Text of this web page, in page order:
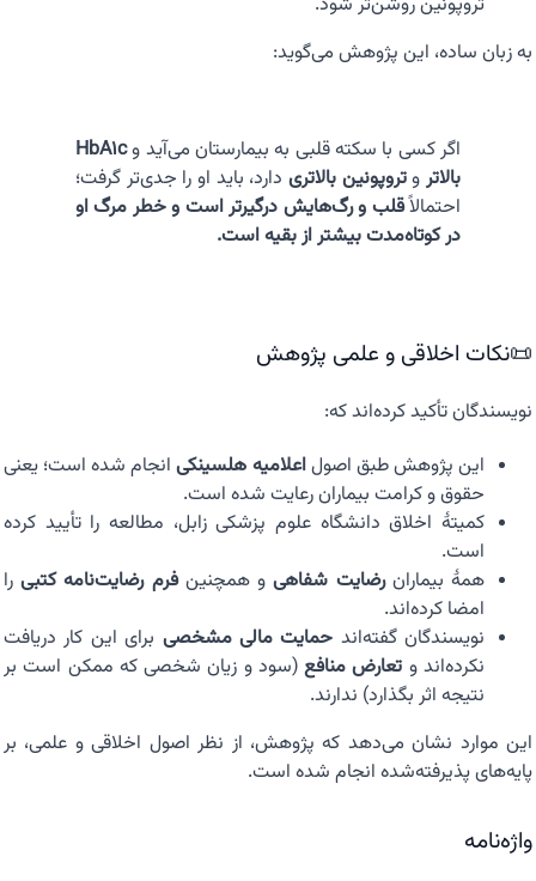
به زبان ساده، این پژوهش می‌گوید:
اگر کسی با سکته قلبی به بیمارستان می‌آید وHbA1c
بالاتروتروپونین بالاتری دارد، باید او را جدی‌تر گرفت؛
احتمالاًقلب و رگ‌هایش درگیرتر است و خطر مرگ او
در کوتاه‌مدت بیشتر از بقیه است.
📜نکات اخلاقی و علمی پژوهش
نویسندگان تأکید کرده‌اند که:
این پژوهش طبق اصولاعلامیه هلسینکیانجام شده است؛ یعنی
حقوق و کرامت بیماران رعایت شده است.
کمیتهٔ اخلاق دانشگاه علوم پزشکی زابل، مطالعه را تأیید کرده
است.
همهٔ بیمارانرضایت شفاهیو همچنینفرم رضایت‌نامه کتبیرا
امضا کرده‌اند.
نویسندگان گفته‌اند حمایت مالی مشخصی برای این کار دریافت
نکرده‌اند و تعارض منافع(سود و زیان شخصی که ممکن است بر
نتیجه اثر بگذارد) ندارند.
این موارد نشان می‌دهد که پژوهش، از نظر اصول اخلاقی و علمی، بر
پایه‌های پذیرفته‌شده انجام شده است.
واژه‌نامه